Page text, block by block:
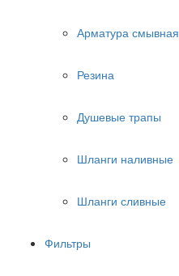
Арматура смывная
Резина
Душевые трапы
Шланги наливные
Шланги сливные
Фильтры